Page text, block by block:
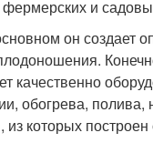
и
он создает
качественно
обогрева, полива,
которых построен